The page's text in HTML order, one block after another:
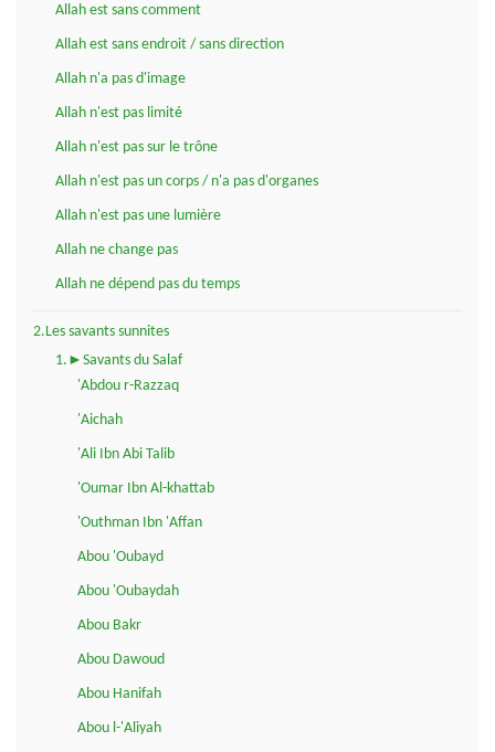
Allah est sans comment
Allah est sans endroit / sans direction
Allah n'a pas d'image
Allah n'est pas limité
Allah n'est pas sur le trône
Allah n'est pas un corps / n'a pas d'organes
Allah n'est pas une lumière
Allah ne change pas
Allah ne dépend pas du temps
2.Les savants sunnites
1.►Savants du Salaf
'Abdou r-Razzaq
'Aichah
'Ali Ibn Abi Talib
'Oumar Ibn Al-khattab
'Outhman Ibn 'Affan
Abou 'Oubayd
Abou 'Oubaydah
Abou Bakr
Abou Dawoud
Abou Hanifah
Abou l-'Aliyah